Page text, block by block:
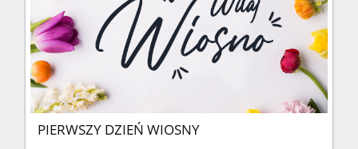
PIERWSZY DZIEŃ WIOSNY